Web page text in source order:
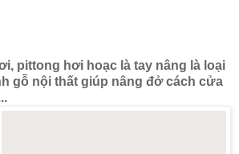
pittong hơi hoạc là tay nâng là loại
gỗ nội thất giúp nâng đở cách cửa